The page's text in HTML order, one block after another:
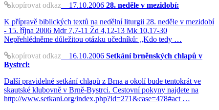
kopírovat odkaz 17.10.2006 28. neděle v mezidobí:
K přípravě biblických textů na nedělní liturgii 28. neděle v mezidobí
- 15. října 2006 Mdr 7,7-11 Žd 4,12-13 Mk 10,17-30
Nepřehlédněme důležitou otázku učedníků: „Kdo tedy …
kopírovat odkaz 16.10.2006 Setkání brněnských chlapů v
Bystrci:
Další pravidelné setkání chlapů z Brna a okolí bude tentokrát ve
skautské klubovně v Brně-Bystrci. Cestovní pokyny najdete na
http://www.setkani.org/index.php?id=271&case=478#act …